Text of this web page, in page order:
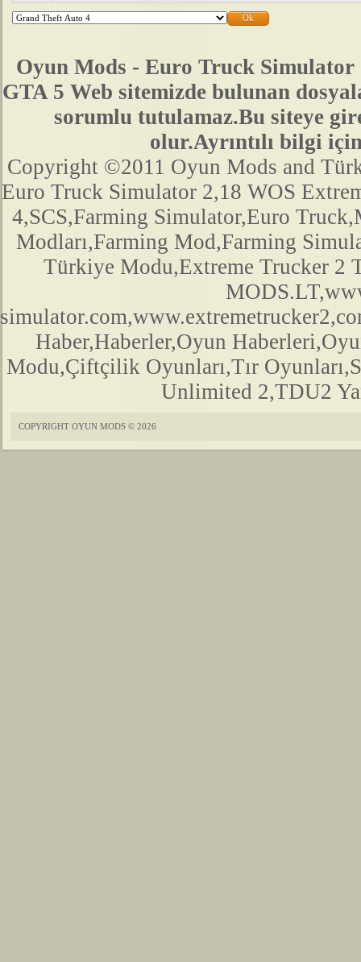
Oyun Mods - Euro Truck
GTA 5 Web sitemizde bulunan
sorumlu tutulamaz.Bu siteye
olur.Ayrıntılı bilgi
Copyright ©2011 Oyun Mods and
Euro Truck Simulator 2,18 WOS
4,SCS,Farming Simulator,Euro
Modları,Farming Mod,Farming
Türkiye Modu,Extreme Trucker 2
Haber,Haberler,Oyun
Modu,Çiftçilik Oyunları,Tır
Unlimited 2,TDU2
COPYRIGHT OYUN MODS © 2026